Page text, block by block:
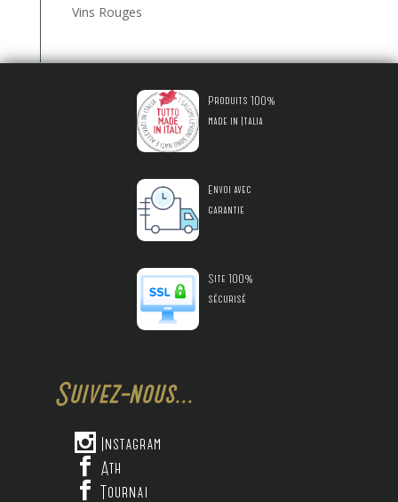
Vins Rouges
Produits 100%
made in Italia
Envoi avec
garantie
Site 100%
sécurisé
Suivez-nous...
 Instagram
 Ath
 Tournai